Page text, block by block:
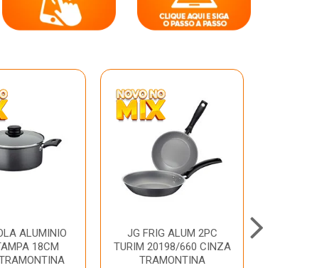
ALUMINIO
18CM
JG FRIG ALUM 2PC
TURIM 20198/660 CINZA
TRAMONTINA